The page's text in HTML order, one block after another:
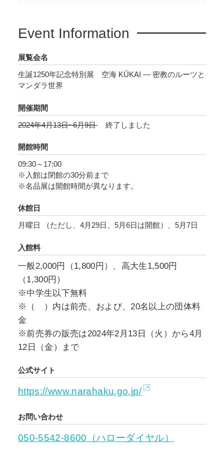
Event Information
展覧会名
生誕1250年記念特別展 空海 KŪKAI ― 密教のルーツと
マンダラ世界
開催期間
2024年4月13日~6月9日
終了しました
開館時間
09:30～17:00
※入館は閉館の30分前まで
※名品展は開館時間が異なります。
休館日
月曜日 （ただし、4月29日、5月6日は開館）、5月7日
入館料
一般2,000円（1,800円）、高大生1,500円
（1,300円）
※中学生以下無料
※（ ）内は前売、および、20名以上の団体料
金
※前売券の販売は2024年2月13日（火）から4月
12日（金）まで
公式サイト
https://www.narahaku.go.jp/
お問い合わせ
050-5542-8600（ハローダイヤル）